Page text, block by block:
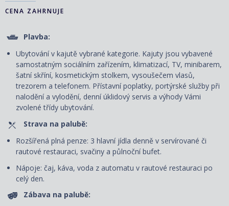
CENA ZAHRNUJE
Plavba:
Ubytování v kajutě vybrané kategorie. Kajuty jsou vybavené
samostatným sociálním zařízením, klimatizací, TV, minibarem,
šatní skříní, kosmetickým stolkem, vysoušečem vlasů,
trezorem a telefonem. Přístavní poplatky, portýrské služby při
nalodění a vylodění, denní úklidový servis a výhody Vámi
zvolené třídy ubytování.
Strava na palubě:
Rozšířená plná penze: 3 hlavní jídla denně v servírované či
rautové restauraci, svačiny a půlnoční bufet.
Nápoje: čaj, káva, voda z automatu v rautové restauraci po
celý den.
Zábava na palubě: